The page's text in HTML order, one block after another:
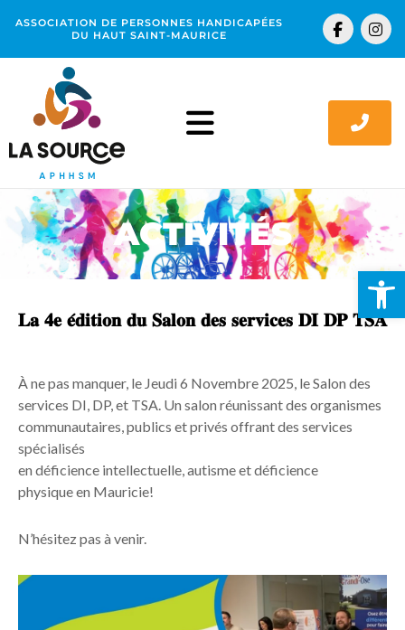
ASSOCIATION DE PERSONNES HANDICAPÉES
DU HAUT SAINT-MAURICE
F
a
o
-
I
n
g
m
ACTIVITÉS
𝐋𝐚 𝟒𝐞 𝐞́𝐝𝐢𝐭𝐢𝐨𝐧 𝐝𝐮 𝐒𝐚𝐥𝐨𝐧 𝐝𝐞𝐬 𝐬𝐞𝐫𝐯𝐢𝐜𝐞𝐬 𝐃𝐈 𝐃𝐏 𝐓𝐒𝐀
À ne pas manquer, le Jeudi 6 Novembre 2025, le Salon des
services DI, DP, et TSA. Un salon réunissant des organismes
communautaires, publics et privés offrant des services
spécialisés
en déficience intellectuelle, autisme et déficience
physique en Mauricie!
N’hésitez pas à venir.